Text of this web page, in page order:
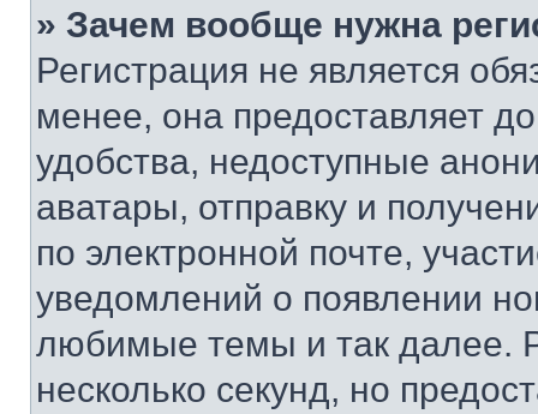
» Зачем вообще нужна
Регистрация не является
менее, она предоставляет
удобства, недоступные
аватары, отправку и
по электронной почте,
уведомлений о появлении
любимые темы и так далее.
несколько секунд, но